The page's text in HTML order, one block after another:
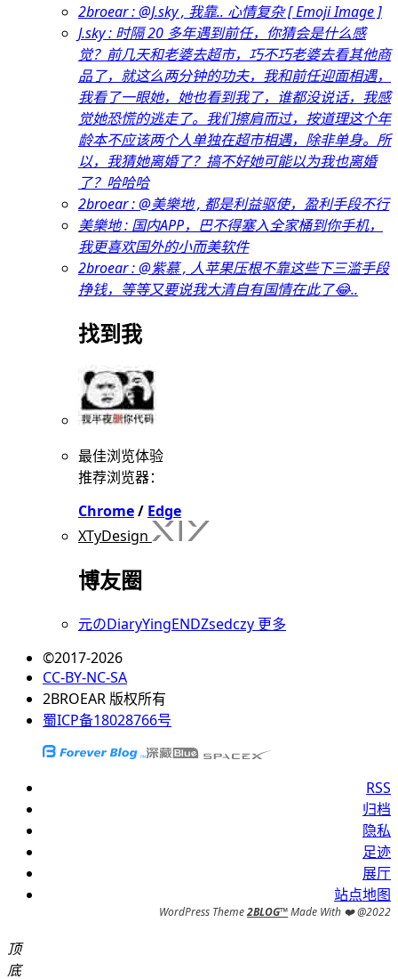
2broear : @J.sky , 我靠.. 心情复杂 [ Emoji Image ]
J.sky : 时隔 20 多年遇到前任，你猜会是什么感
觉？前几天和老婆去超市，巧不巧老婆去看其他商
品了，就这么两分钟的功夫，我和前任迎面相遇，
我看了一眼她，她也看到我了，谁都没说话，我感
觉她恐慌的逃走了。我们擦肩而过，按道理这个年
龄本不应该两个人单独在超市相遇，除非单身。所
以，我猜她离婚了？搞不好她可能以为我也离婚
了？哈哈哈
2broear : @美樂地 , 都是利益驱使，盈利手段不行
美樂地 : 国内APP，巴不得塞入全家桶到你手机，
我更喜欢国外的小而美软件
2broear : @紫慕 , 人苹果压根不靠这些下三滥手段
挣钱，等等又要说我大清自有国情在此了😂..
找到我
最佳浏览体验
推荐浏览器：
Chrome/ Edge
XTyDesign
博友圈
元のDiaryYingENDZsedczy 更多
©2017-2026
CC-BY-NC-SA
2BROEAR 版权所有
蜀ICP备18028766号
RSS
归档
隐私
足迹
展厅
站点地图
WordPress Theme2BLOG™Made With ❤️ @2022
顶
底